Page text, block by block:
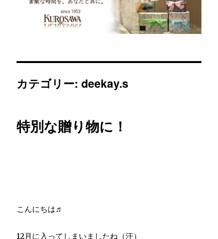
カテゴリー:deekay.s
特別な贈り物に！
こんにちは♬
12月に入ってしまいましたね（汗）